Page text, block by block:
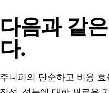
다음과 같
다.
주니퍼의 단순하고 비용 효